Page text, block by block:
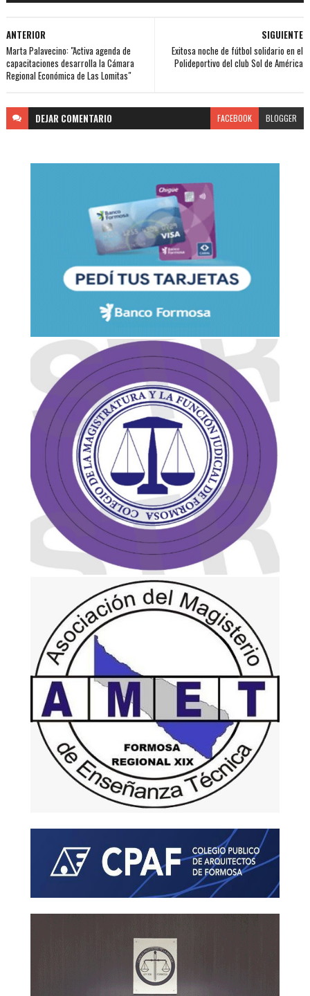
SIGUIENTE
Exitosa noche de fútbol solidario en el
Polideportivo del club Sol de América
ANTERIOR
Marta Palavecino: "Activa agenda de
capacitaciones desarrolla la Cámara
Regional Económica de Las Lomitas"
DEJAR COMENTARIO FACEBOOK BLOGGER